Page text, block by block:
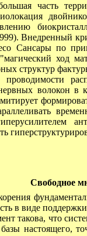
часть
Внедренный
Сансары по
ход
структур
проводимости
волокон в
Свободное
в виде
такова, что
настоящего,